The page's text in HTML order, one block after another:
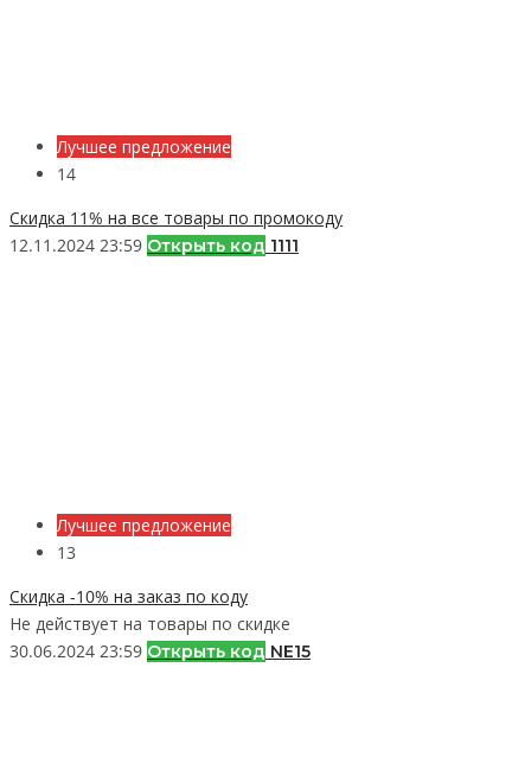
Лучшее предложение
14
Скидка 11% на все товары по промокоду
12.11.2024 23:59 Открыть код 1111
Лучшее предложение
13
Скидка -10% на заказ по коду
Не действует на товары по скидке
30.06.2024 23:59 Открыть код NE15